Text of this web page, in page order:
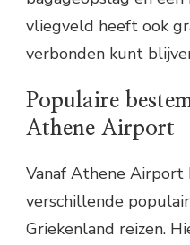
vliegveld heeft ook
verbonden kunt
Populaire
Athene Airport
Vanaf Athene Airport
verschillende
Griekenland reizen.